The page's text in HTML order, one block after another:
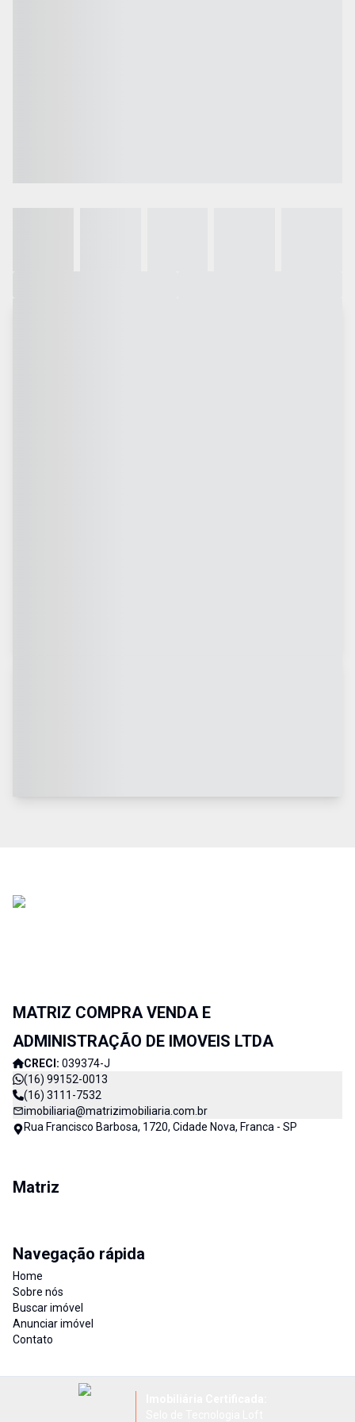
MATRIZ COMPRA VENDA E
ADMINISTRAÇÃO DE IMOVEIS LTDA
CRECI: 039374-J
(16) 99152-0013
(16) 3111-7532
imobiliaria@matrizimobiliaria.com.br
Rua Francisco Barbosa, 1720, Cidade Nova, Franca - SP
Matriz
Navegação rápida
Home
Sobre nós
Buscar imóvel
Anunciar imóvel
Contato